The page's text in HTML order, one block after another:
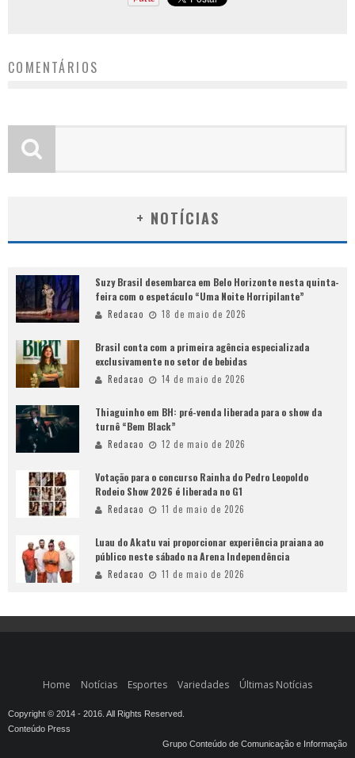
COMENTÁRIOS
+ NOTÍCIAS
Suzy Brasil desembarca em Belo Horizonte nesta quinta-
feira com o espetáculo “Uma Noite Horripilante”
Redacao 18 de maio de 2026
Brasil conta com a primeira agência especializada
exclusivamente no setor de bebidas
Redacao 14 de maio de 2026
Thiaguinho em BH: pré-venda liberada para o show da
turnê “Bem Black”
Redacao 12 de maio de 2026
Votação para o concurso Rainha do Pedro Leopoldo
Rodeio Show 2026 é liberada no G1
Redacao 11 de maio de 2026
Luau do Akatu vai proporcionar experiência praiana ao
público neste sábado na Arena Independência
Redacao 11 de maio de 2026
Home Notícias Esportes Variedades Últimas Notícias
Copyright © 2014 - 2016. All Rights Reserved.
Conteúdo Press
Grupo Conteúdo de Comunicação e Informação